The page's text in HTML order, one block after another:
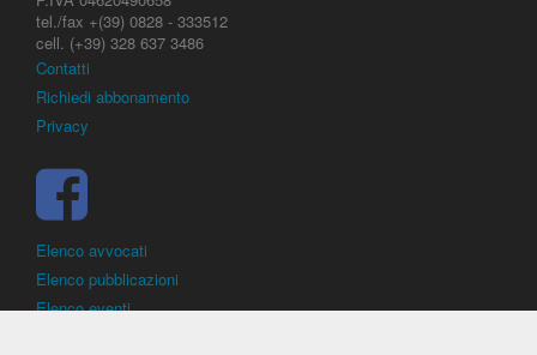
tel./fax +(39) 0828 - 333512
cell. (+39) 328 637 3486
Contatti
Richiedi abbonamento
Privacy
Elenco avvocati
Elenco pubblicazioni
Elenco eventi